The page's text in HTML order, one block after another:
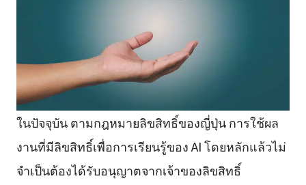
ในปัจจุบัน ตามกฎหมายลิขสิทธิ์ของญี่ปุ่น การใช้ผล
งานที่มีลิขสิทธิ์เพื่อการเรียนรู้ของ AI โดยหลักแล้วไม่
จำเป็นต้องได้รับอนุญาตจากเจ้าของลิขสิทธิ์